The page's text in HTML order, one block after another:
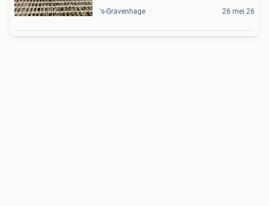
's-Gravenhage 26 mei 26